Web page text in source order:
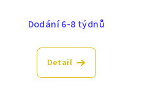
Dodání 6-8 týdnů
Detail